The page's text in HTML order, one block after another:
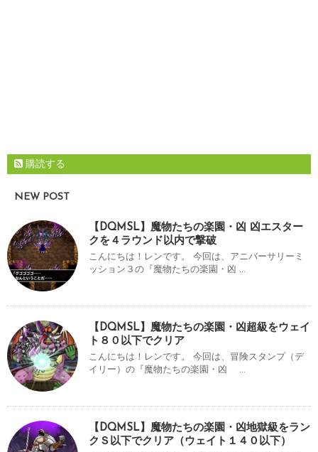
購読する
NEW POST
【DQMSL】魔物たちの楽園・凶 凶エスター
クを４ラウンド以内で撃破
こんにちは！レンです。 今回は、アニバーサリーミ
ッション３の『魔物たちの楽園・凶 ...
【DQMSL】魔物たちの楽園・凶超級をウェイ
ト８０以下でクリア
こんにちは！レンです。 今回は、冒険スタンプ（デ
イリー）の『魔物たちの楽園・凶 ...
【DQMSL】魔物たちの楽園・凶地獄級をラン
クＳ以下でクリア（ウェイト１４０以下）